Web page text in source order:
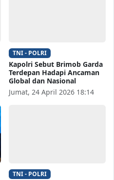
TNI - POLRI
Kapolri Sebut Brimob Garda
Terdepan Hadapi Ancaman
Global dan Nasional
Jumat, 24 April 2026 18:14
TNI - POLRI